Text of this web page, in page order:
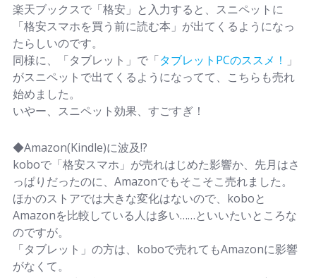
楽天ブックスで「格安」と入力すると、スニペットに
「格安スマホを買う前に読む本」が出てくるようになっ
たらしいのです。
同様に、「タブレット」で「タブレットPCのススメ！ 」
がスニペットで出てくるようになってて、こちらも売れ
始めました。
いやー、スニペット効果、すごすぎ！
◆Amazon(Kindle)に波及!?
koboで「格安スマホ」が売れはじめた影響か、先月はさ
っぱりだったのに、Amazonでもそこそこ売れました。
ほかのストアでは大きな変化はないので、koboと
Amazonを比較している人は多い……といいたいところな
のですが。
「タブレット」の方は、koboで売れてもAmazonに影響
がなくて。